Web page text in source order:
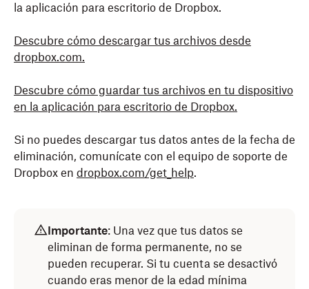
la aplicación para escritorio de Dropbox.
Descubre cómo descargar tus archivos desde
dropbox.com.
Descubre cómo guardar tus archivos en tu dispositivo
en la aplicación para escritorio de Dropbox.
Si no puedes descargar tus datos antes de la fecha de
eliminación, comunícate con el equipo de soporte de
Dropbox en dropbox.com/get_help.
Importante: Una vez que tus datos se
eliminan de forma permanente, no se
pueden recuperar. Si tu cuenta se desactivó
cuando eras menor de la edad mínima